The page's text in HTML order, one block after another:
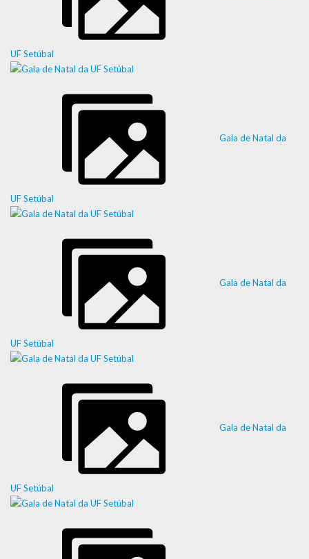
UF Setúbal
Gala de Natal da
UF Setúbal
Gala de Natal da
UF Setúbal
Gala de Natal da
UF Setúbal